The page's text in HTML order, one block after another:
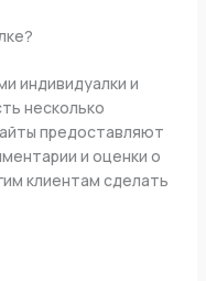
индивидуалки и
несколько
предоставляют
и оценки о
клиентам сделать